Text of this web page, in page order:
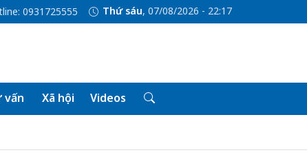
0931725555 Thứ sáu, 07/08/2026 - 22:17
vấn Xã hội Videos